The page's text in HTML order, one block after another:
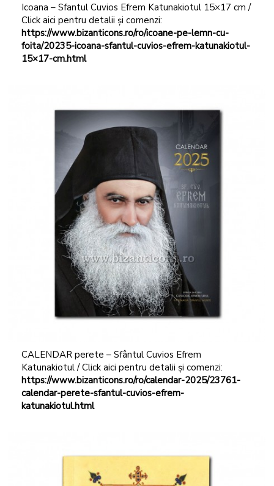
Icoana – Sfantul Cuvios Efrem Katunakiotul 15×17 cm /
Click aici pentru detalii și comenzi:
https://www.bizanticons.ro/ro/icoane-pe-lemn-cu-
foita/20235-icoana-sfantul-cuvios-efrem-katunakiotul-
15×17-cm.html
CALENDAR perete – Sfântul Cuvios Efrem
Katunakiotul / Click aici pentru detalii și comenzi:
https://www.bizanticons.ro/ro/calendar-2025/23761-
calendar-perete-sfantul-cuvios-efrem-
katunakiotul.html